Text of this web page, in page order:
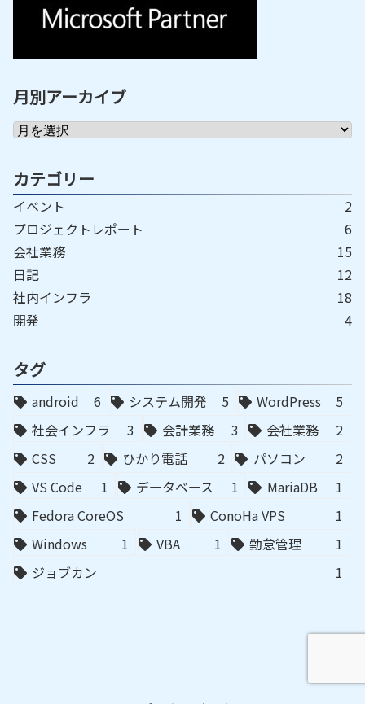
月別アーカイブ
カテゴリー
イベント
2
プロジェクトレポート
6
会社業務
15
日記
12
社内インフラ
18
開発
4
タグ
android 6 システム開発 5 WordPress
5
社会インフラ
3 会計業務 3 会社業務
2
CSS
2 ひかり電話 2 パソコン
2
VS Code
1 データベース 1 MariaDB
1
Fedora CoreOS
1 ConoHa VPS
1
Windows
1 VBA 1 勤怠管理
1
ジョブカン
1